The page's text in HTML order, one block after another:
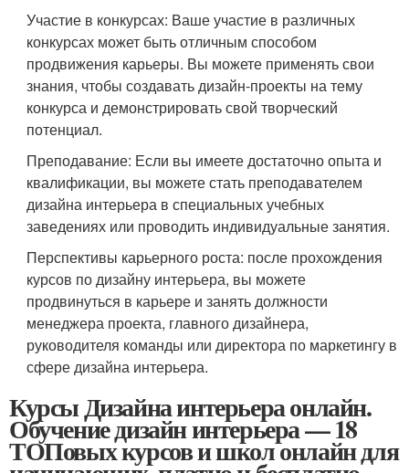
Участие в конкурсах: Ваше участие в различных
конкурсах может быть отличным способом
продвижения карьеры. Вы можете применять свои
знания, чтобы создавать дизайн-проекты на тему
конкурса и демонстрировать свой творческий
потенциал.
Преподавание: Если вы имеете достаточно опыта и
квалификации, вы можете стать преподавателем
дизайна интерьера в специальных учебных
заведениях или проводить индивидуальные занятия.
Перспективы карьерного роста: после прохождения
курсов по дизайну интерьера, вы можете
продвинуться в карьере и занять должности
менеджера проекта, главного дизайнера,
руководителя команды или директора по маркетингу в
сфере дизайна интерьера.
Курсы Дизайна интерьера онлайн.
Обучение дизайн интерьера — 18
ТОПовых курсов и школ онлайн для